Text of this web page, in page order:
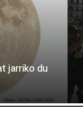
jarriko du